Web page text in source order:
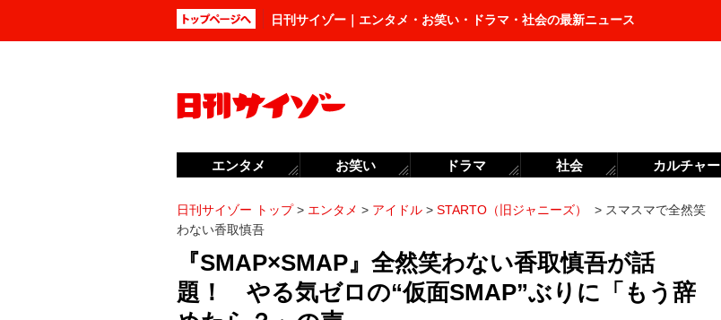
日刊サイゾー｜エンタメ・お笑い・ドラマ・社会の最新ニュース
日刊サイゾー トップ> エンタメ > アイドル > STARTO（旧ジャニーズ） > スマスマで全然笑
わない香取慎吾
『SMAP×SMAP』全然笑わない香取慎吾が話
題！ やる気ゼロの“仮面SMAP”ぶりに「もう辞
エンタメ お笑い ドラマ 社会 カルチャー